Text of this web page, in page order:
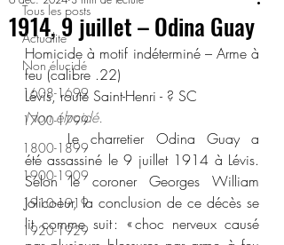
Tous les posts
Actualité
Non élucidé
1608-1699
1700-1799
1800-1899
1900-1909
1910-1919
1920-1929
1914, 9 juillet – Odina Guay
Homicide à motif indéterminé – Arme à
feu (calibre .22)
Lévis, route Saint-Henri - ? SC
Non élucidé.
	Le charretier Odina Guay a
été assassiné le 9 juillet 1914 à Lévis.
Selon le coroner Georges William
Jolicoeur, la conclusion de ce décès se
lit comme suit : « choc nerveux causé